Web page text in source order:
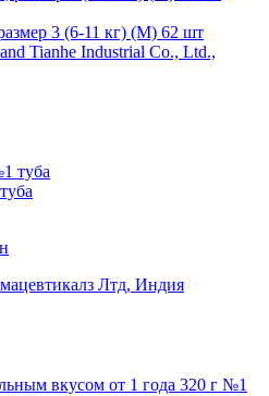
3 (6-11 кг) (M) 62 шт
Tianhe Industrial Co., Ltd.,
Лтд, Индия